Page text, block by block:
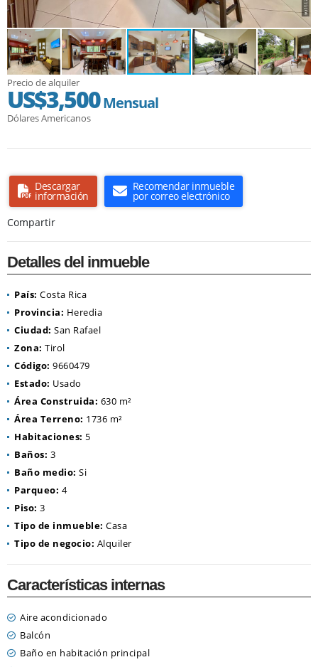
Precio de alquiler
US$3,500Mensual
Dólares Americanos
Descargar
información
Recomendar inmueble
por correo electrónico
Compartir
Detalles del inmueble
País: Costa Rica
Provincia: Heredia
Ciudad: San Rafael
Zona: Tirol
Código: 9660479
Estado: Usado
Área Construida: 630 m²
Área Terreno: 1736 m²
Habitaciones: 5
Baños: 3
Baño medio: Si
Parqueo: 4
Piso: 3
Tipo de inmueble: Casa
Tipo de negocio: Alquiler
Características internas
Aire acondicionado
Balcón
Baño en habitación principal